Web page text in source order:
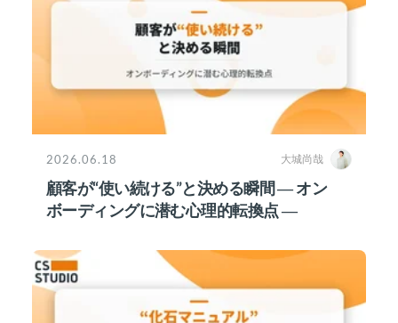
2026.06.18 大城尚哉
顧客が“使い続ける”と決める瞬間 ― オン
ボーディングに潜む心理的転換点 ―